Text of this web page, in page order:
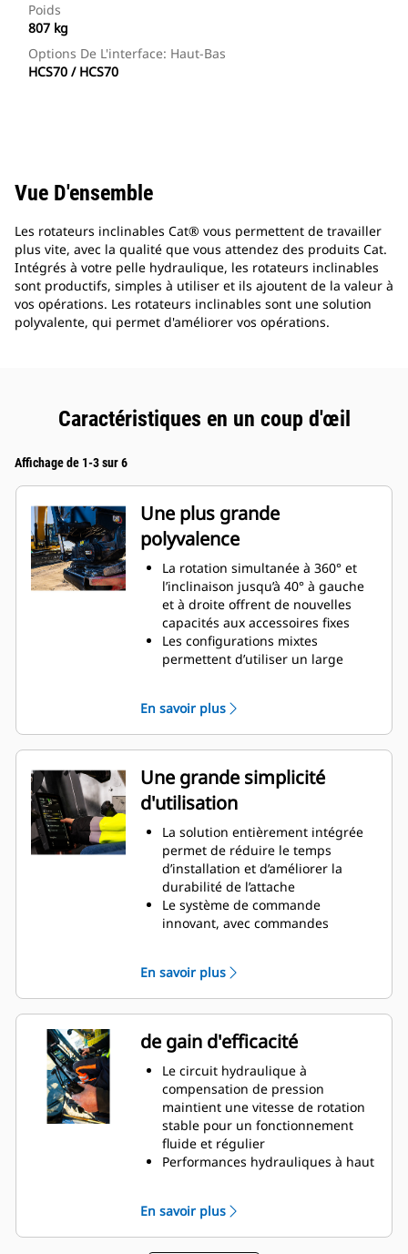
Poids
807 kg
Options De L'interface: Haut-Bas
HCS70 / HCS70
Vue D'ensemble
Les rotateurs inclinables Cat® vous permettent de travailler
plus vite, avec la qualité que vous attendez des produits Cat.
Intégrés à votre pelle hydraulique, les rotateurs inclinables
sont productifs, simples à utiliser et ils ajoutent de la valeur à
vos opérations. Les rotateurs inclinables sont une solution
polyvalente, qui permet d'améliorer vos opérations.
Caractéristiques en un coup d'œil
Affichage de 1-3 sur 6
Une plus grande
polyvalence
La rotation simultanée à 360° et
l’inclinaison jusqu’à 40° à gauche
et à droite offrent de nouvelles
capacités aux accessoires fixes
Les configurations mixtes
permettent d’utiliser un large
besoins
Possibilité de convertir une
attache S standard en attache S
hydraulique avec connexion
automatique
Réalisez une grande variété de
tâches, telles que le creusement,
le nivellement, le compactage,
etc., avec des mouvements plus
précis, sans avoir à repositionner
la machine
Utilisez le module de grappin sans
retirer l'équipement du bas
En savoir plus
Une grande simplicité
d'utilisation
La solution entièrement intégrée
permet de réduire le temps
d’installation et d’améliorer la
durabilité de l’attache
Le système de commande
innovant, avec commandes
peut être piloté depuis l’écran de
la cabine
Le capteur d’inclinaison GS520,
installé de série dans un
emplacement protégé, fournit un
retour précis sur la position
d’inclinaison au système de
nivellement
SecureLock™ utilise une
technologie de capteurs intégrés
au vérin de verrouillage pour
afin de réduire le risque de
balancement ou de chute des
En savoir plus
de gain d'efficacité
Le circuit hydraulique à
compensation de pression
maintient une vitesse de rotation
stable pour un fonctionnement
fluide et régulier
Performances hydrauliques à haut
haut débit
Le système de lubrification
En savoir plus